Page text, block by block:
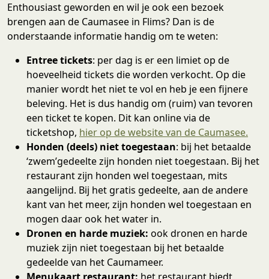
Enthousiast geworden en wil je ook een bezoek
brengen aan de Caumasee in Flims? Dan is de
onderstaande informatie handig om te weten:
Entree tickets: per dag is er een limiet op de
hoeveelheid tickets die worden verkocht. Op die
manier wordt het niet te vol en heb je een fijnere
beleving. Het is dus handig om (ruim) van tevoren
een ticket te kopen. Dit kan online via de
ticketshop, hier op de website van de Caumasee.
Honden (deels) niet toegestaan: bij het betaalde
‘zwem’gedeelte zijn honden niet toegestaan. Bij het
restaurant zijn honden wel toegestaan, mits
aangelijnd. Bij het gratis gedeelte, aan de andere
kant van het meer, zijn honden wel toegestaan en
mogen daar ook het water in.
Dronen en harde muziek: ook dronen en harde
muziek zijn niet toegestaan bij het betaalde
gedeelde van het Caumameer.